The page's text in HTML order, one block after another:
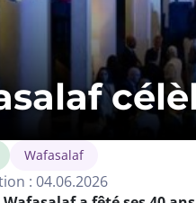
Wafasalaf
: 04.06.2026